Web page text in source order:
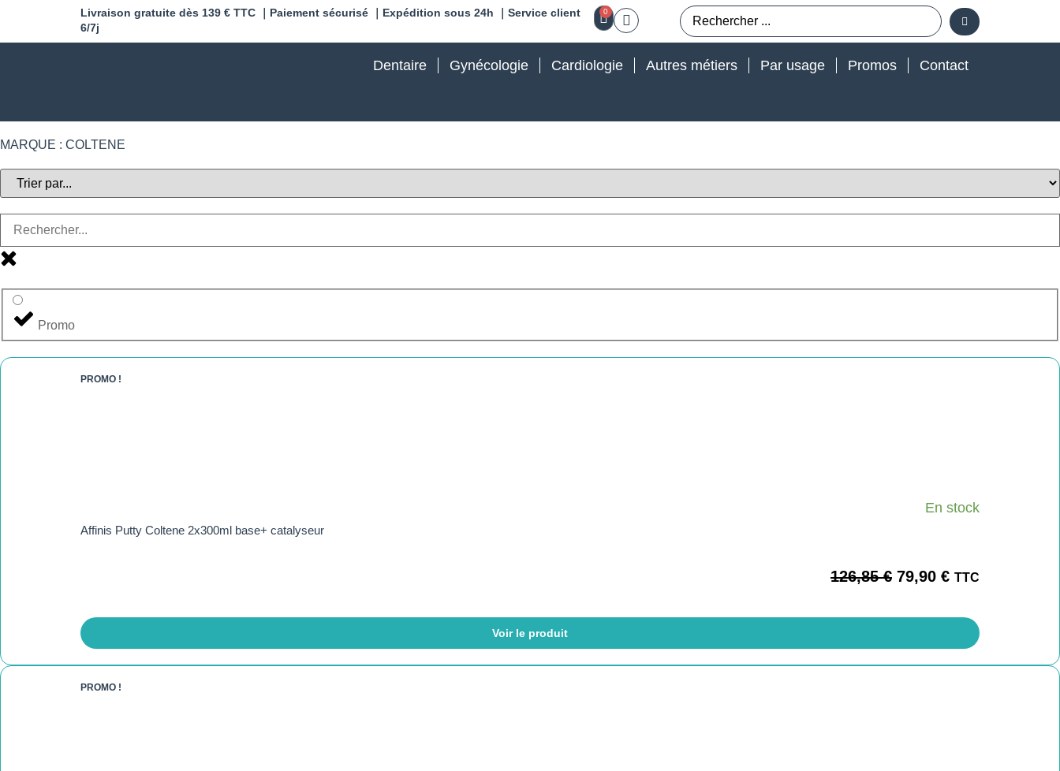
Livraison gratuite dès 139 € TTC ｜Paiement sécurisé ｜Expédition sous 24h ｜Service client
6/7j
0
Dentaire Gynécologie Cardiologie Autres métiers Par usage Promos Contact
MARQUE : COLTENE
Promo
PROMO !
En stock
Affinis Putty Coltene 2x300ml base+ catalyseur
126,85€ 79,90 € TTC
Voir le produit
PROMO !